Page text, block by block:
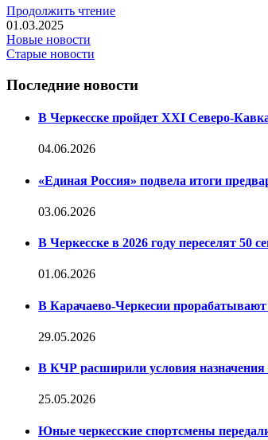
Продолжить чтение
01.03.2025
Новые новости
Старые новости
Последние новости
В Черкесске пройдет XXI Северо-
04.06.2026
«Единая Россия» подвела итоги
03.06.2026
В Черкесске в 2026 году переселят 50
01.06.2026
В Карачаево-Черкесии
29.05.2026
В КЧР расширили условия назначения
25.05.2026
Юные черкесские спортсмены